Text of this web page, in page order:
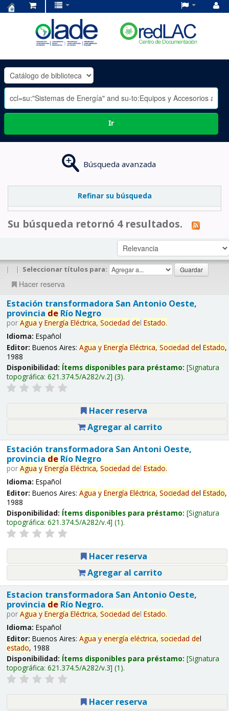
OLADE
-
Ir
Búsqueda avanzada
Refinar su búsqueda
Su búsqueda retornó 4 resultados.
| | Seleccionar títulos para:
Hacer reserva
Estación transformadora San Antonio Oeste,
provincia deRío Negro
por Agua y Energía Eléctrica, Sociedad del Estado.
Idioma: Español
Editor: Buenos Aires: Agua y Energía Eléctrica, Sociedad del Estado,
1988
Disponibilidad: Ítems disponibles para préstamo: Signatura
topográfica: 621.374.5/A282/v.2 (3).
Hacer reserva
Agregar al carrito
Estación transformadora San Antoni Oeste,
provincia deRío Negro
por Agua y Energía Eléctrica, Sociedad del Estado.
Idioma: Español
Editor: Buenos Aires: Agua y Energía Eléctrica, Sociedad del Estado,
1988
Disponibilidad: Ítems disponibles para préstamo: Signatura
topográfica: 621.374.5/A282/v.4 (1).
Hacer reserva
Agregar al carrito
Estacion transformadora San Antonio Oeste,
provincia deRío Negro.
por Agua y Energía Eléctrica, Sociedad del Estado.
Idioma: Español
Editor: Buenos Aires: Agua y energía eléctrica, sociedad del
estado, 1988
Disponibilidad: Ítems disponibles para préstamo: Signatura
topográfica: 621.374.5/A282/v.3 (1).
Hacer reserva